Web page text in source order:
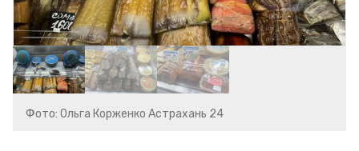
Фото: Ольга Корженко Астрахань 24